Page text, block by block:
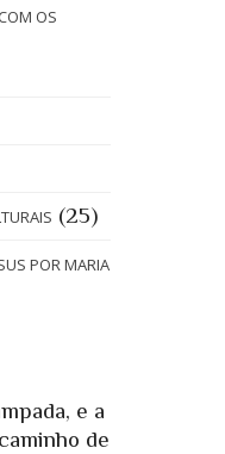
OS
(25)
POR MARIA
e a
de